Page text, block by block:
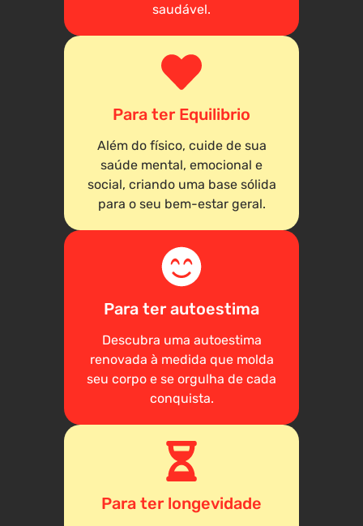
saudável.
Para ter Equilibrio
Além do físico, cuide de sua
saúde mental, emocional e
social, criando uma base sólida
para o seu bem-estar geral.
Para ter autoestima
Descubra uma autoestima
renovada à medida que molda
seu corpo e se orgulha de cada
conquista.
Para ter longevidade